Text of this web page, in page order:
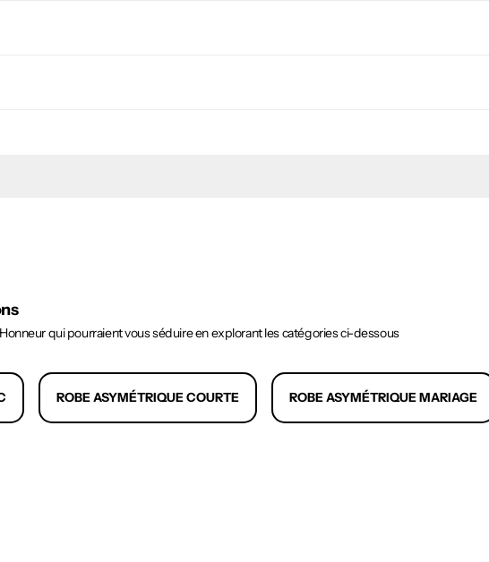
qui pourraient vous séduire en explorant les catégories ci-dessous
ROBE ASYMÉTRIQUE COURTE ROBE ASYMÉTRIQUE MARIAGE